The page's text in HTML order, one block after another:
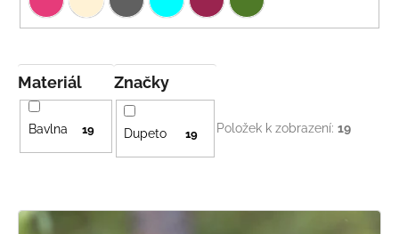
Značky
Dupeto 19
Materiál
Bavlna 19 Položek k zobrazení:19
V